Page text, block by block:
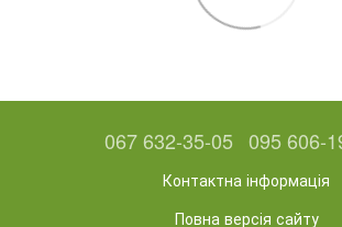
067 632-35-05 095 606-
Контактна інформація
Повна версія сайту